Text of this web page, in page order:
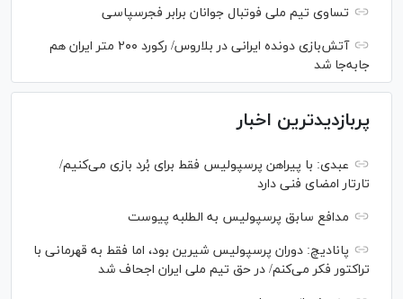
تساوی تیم ملی فوتبال جوانان برابر فجرسپاسی
آتش‌بازی دونده ایرانی در بلاروس/ رکورد ۲۰۰ متر ایران هم
جابه‌جا شد
پربازدیدترین اخبار
عبدی: با پیراهن پرسپولیس فقط برای بُرد بازی می‌کنیم/
تارتار امضای فنی دارد
مدافع سابق پرسپولیس به الطلبه پیوست
پانادیچ: دوران پرسپولیس شیرین بود، اما فقط به قهرمانی با
تراکتور فکر می‌کنم/ در حق تیم ملی ایران اجحاف شد